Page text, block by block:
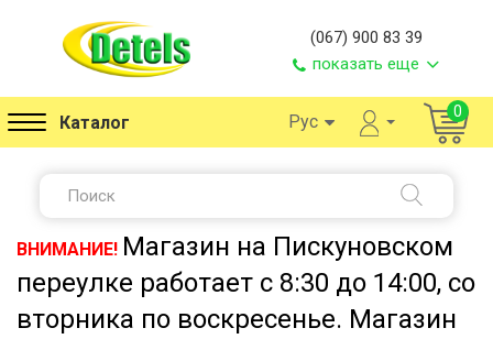
(067) 900 83 39
показать еще
Каталог Рус 0
ВНИМАНИЕ! Магазин на Пискуновском
переулке работает с 8:30 до 14:00, со
вторника по воскресенье. Магазин